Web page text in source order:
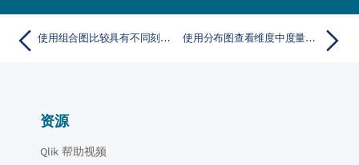
使用组合图比较具有不同刻度的度量 使用分布图查看维度中度量值的分布。
资源
Qlik 帮助视频